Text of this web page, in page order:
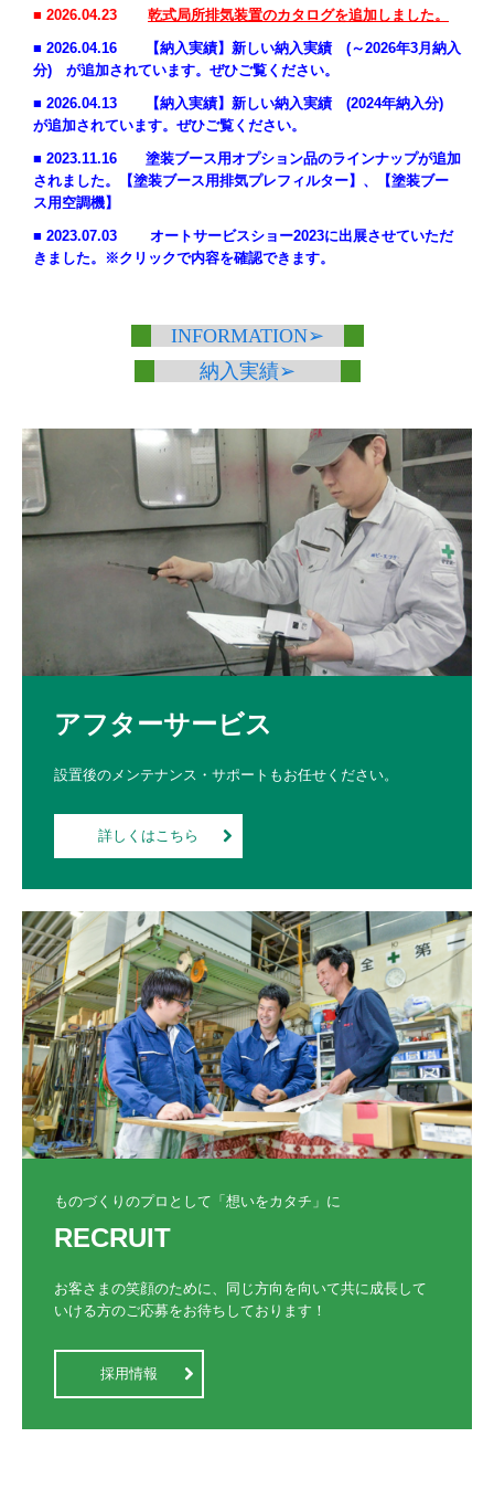
■ 2026.04.23 乾式局所排気装置のカタログを追加しました。
■ 2026.04.16
【納入実績】新しい納入実績 (～2026年3月納入
分) が追加されています。ぜひご覧ください。
■ 2026.04.13
【納入実績】新しい納入実績 (2024年納入分)
が追加されています。ぜひご覧ください。
■ 2023.11.16 塗装ブース用オプション品のラインナップが追加
されました。【塗装ブース用排気プレフィルター】、【塗装ブー
ス用空調機】
■ 2023.07.03 オートサービスショー2023に出展させていただ
きました。※クリックで内容を確認できます。
INFORMATION➢
納入実績➢
アフターサービス
設置後のメンテナンス・サポートもお任せください。
詳しくはこちら
ものづくりのプロとして「想いをカタチ」に
RECRUIT
お客さまの笑顔のために、同じ方向を向いて共に成長して
いける方のご応募をお待ちしております！
採用情報